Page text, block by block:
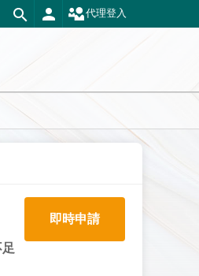
代理登入
即時申請